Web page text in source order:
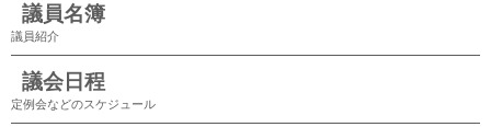
議員名簿
議員紹介
議会日程
定例会などのスケジュール